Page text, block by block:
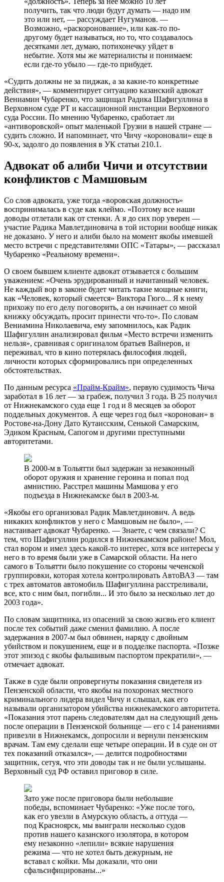
получить, так что люди будут думать — надо им
это или нет, — рассуждает Нугуманов. —
Возможно, «раскоронование», или как-то по-
другому будет называться, но то, что создавалось
десятками лет, думаю, потихонечку уйдет в
небытие. Хотя мы же материалисты и понимаем:
если где-то убыло — где-то прибудет.
«Судить должны не за пиджак, а за какие-то конкретные
действия», — комментирует ситуацию казанский адвокат
Вениамин Чубаренко, что защищал Радика Шафигуллина в
Верховном суде РТ и кассационной инстанции Верховного
суда России. По мнению Чубаренко, сработает ли
«антиворовской» опыт маленькой Грузии в нашей стране —
судить сложно. И напоминает, что Чичу «короновали» еще в
90-х, задолго до появления в УК статьи 210.1.
Адвокат об алиби Чичи и отсутствии
конфликтов с Мамшовым
Со слов адвоката, уже тогда «воровская должность»
воспринималась в суде как клеймо. «Поэтому все наши
доводы отлетали как от стенки. А я до сих пор уверен —
участие Радика Мавлетдиновича в той истории вообще никак
не доказано. У него и алиби было на момент якобы имевшей
место встречи с представителями ОПС «Татары», — рассказал
Чубаренко «Реальному времени».
О своем бывшем клиенте адвокат отзывается с большим
уважением: «Очень эрудированный и начитанный человек.
Не каждый вор в законе будет читать такие мощные книги,
как «Человек, который смеется» Виктора Гюго... Я к нему
прихожу по его делу поговорить, а он начинает со мной
книжку обсуждать, просит принести что-то». По словам
Вениамина Николаевича, ему запомнилось, как Радик
Шафигуллин анализировал фильм «Место встречи изменить
нельзя», сравнивая с оригиналом братьев Вайнеров, и
переживал, что в кино потерялась философия людей,
личности которых сформировались при определенных
обстоятельствах.
По данным ресурса «Прайм-Крайм», первую судимость Чича
заработал в 16 лет — за грабеж, получил 3 года. В 25 получил
от Нижнекамского суда еще 1 год и 8 месяцев за оборот
поддельных документов. А еще через год был «коронован» в
Ростове-на-Дону Дато Кутаисским, Сенькой Самарским,
Эдиком Красным, Сапогом и другими преступными
авторитетами.
В 2000-м в Тольятти был задержан за незаконный
оборот оружия и хранение героина и попал под
амнистию. Расстрел машины Мамшова у его
подъезда в Нижнекамске был в 2003-м.
«Якобы его организовал Радик Мавлетдинович. А ведь
никаких конфликтов у него с Мамшовым не было», —
настаивает адвокат Чубаренко. — Знаете, с чем связали? С
тем, что Шафигуллин родился в Нижнекамском районе! Мол,
стал вором и имел здесь какой-то интерес, хотя все интересы у
него в то время были уже в Самарской области. На него
самого в Тольятти было покушение со стороны чеченской
группировки, которая хотела контролировать АвтоВАЗ — там
с трех автоматов автомобиль Шафигуллина расстреливали,
все, кто с ним был, погибли... И это было за несколько лет до
2003 года».
По словам защитника, из опасений за свою жизнь его клиент
после тех событий даже сменил фамилию. А после
задержания в 2007-м был обвинен, наряду с двойным
убийством и покушением, еще и в подделке паспорта. «Позже
этот эпизод с якобы фальшивым паспортом прекратили», —
отмечает адвокат.
Также в суде были опровергнуты показания свидетеля из
Пензенской области, что якобы на похоронах местного
криминального лидера видел Чичу и слышал, как его
называли организатором убийства нижнекамского авторитета.
«Показания этот парень следователям дал на следующий день
после операции в Пензенской больнице — его с 14 ранениями
привезли в Нижнекамск, допросили и вернули пензенским
врачам. Там ему сделали еще четыре операции. И в суде он от
тех показаний отказался», — делится подробностями
защитник, сетуя, что эти доводы так и не были услышаны.
Верховный суд РФ оставил приговор в силе.
Зато уже после приговора были небольшие
победы, вспоминает Чубаренко: «Уже после того,
как его увезли в Амурскую область, а оттуда —
под Красноярск, мы выиграли несколько судов
против нашего казанского изолятора, в котором
ему незаконно «лепили» всякие нарушения
режима — что не хотел быть дежурным, не
вставал с койки. Мы доказали, что они
сфальсифицированы...»